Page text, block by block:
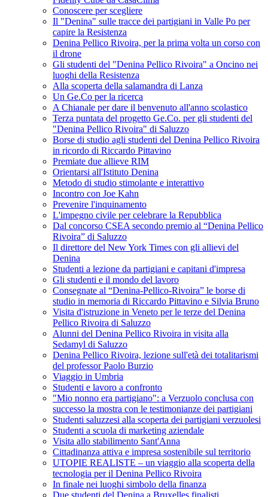
Conoscere per scegliere
Il "Denina" sulle tracce dei partigiani in Valle Po per
capire la Resistenza
Denina Pellico Rivoira, per la prima volta un corso con
il drone
Gli studenti del "Denina Pellico Rivoira" a Oncino nei
luoghi della Resistenza
Alla scoperta della salamandra di Lanza
Un Ge.Co per la ricerca
A Chianale per dare il benvenuto all'anno scolastico
Terza puntata del progetto Ge.Co. per gli studenti del
"Denina Pellico Rivoira" di Saluzzo
Borse di studio agli studenti del Denina Pellico Rivoira
in ricordo di Riccardo Pittavino
Premiate due allieve RIM
Orientarsi all'Istituto Denina
Metodo di studio stimolante e interattivo
Incontro con Joe Kahn
Prevenire l'inquinamento
L'impegno civile per celebrare la Repubblica
Dal concorso CSEA secondo premio al “Denina Pellico
Rivoira” di Saluzzo
Il direttore del New York Times con gli allievi del
Denina
Studenti a lezione da partigiani e capitani d'impresa
Gli studenti e il mondo del lavoro
Consegnate al “Denina-Pellico-Rivoira” le borse di
studio in memoria di Riccardo Pittavino e Silvia Bruno
Visita d'istruzione in Veneto per le terze del Denina
Pellico Rivoira di Saluzzo
Alunni del Denina Pellico Rivoira in visita alla
Sedamyl di Saluzzo
Denina Pellico Rivoira, lezione sull'età dei totalitarismi
del professor Paolo Burzio
Viaggio in Umbria
Studenti e lavoro a confronto
"Mio nonno era partigiano": a Verzuolo conclusa con
successo la mostra con le testimonianze dei partigiani
Studenti saluzzesi alla scoperta dei partigiani verzuolesi
Studenti a scuola di marketing aziendale
Visita allo stabilimento Sant'Anna
Cittadinanza attiva e impresa sostenibile sul territorio
UTOPIE REALISTE – un viaggio alla scoperta della
tecnologia per il Denina Pellico Rivoira
In finale nei luoghi simbolo della finanza